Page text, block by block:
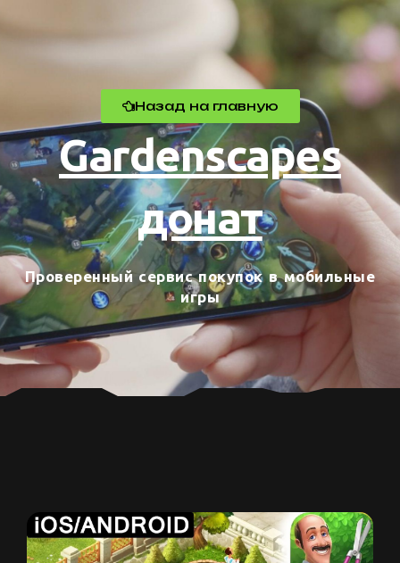
Назад на главную
Gardenscapes
донат
Проверенный сервис покупок в мобильные
игры